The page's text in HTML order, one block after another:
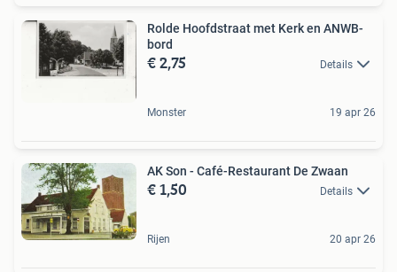
Rolde Hoofdstraat met Kerk en ANWB-
bord
€ 2,75 Details
Monster 19 apr 26
AK Son - Café-Restaurant De Zwaan
€ 1,50 Details
Rijen 20 apr 26